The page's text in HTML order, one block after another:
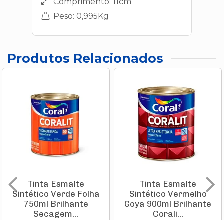
Peso: 0,995Kg
Produtos Relacionados
Tinta Esmalte
Sintético Verde Folha
750ml Brilhante
Secagem...
Tinta Esmalte
Sintético Vermelho
Goya 900ml Brilhante
Corali...